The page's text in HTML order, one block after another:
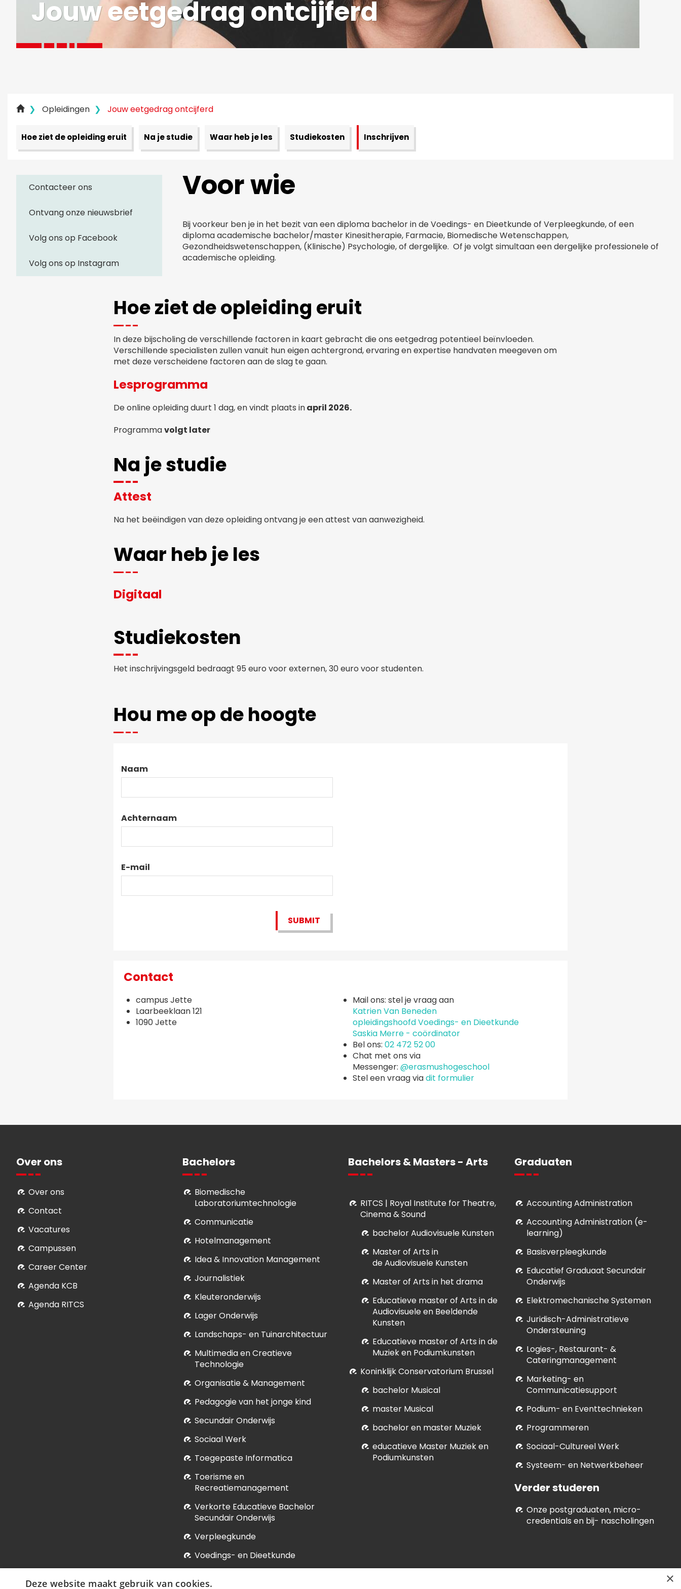
Jouw eetge­drag ontcijferd
Opleidingen Jouw eetgedrag ontcijferd
Hoe ziet de opleiding eruit Na je studie Waar heb je les Studiekosten Inschrijven
Contacteer ons
Ontvang onze nieuwsbrief
Volg ons op Facebook
Volg ons op Instagram
Voor wie
Bij voorkeur ben je in het bezit van een diploma bachelor in de Voedings- en Dieetkunde of Verpleegkunde, of een
diploma academische bachelor/master Kinesitherapie, Farmacie, Biomedische Wetenschappen,
Gezondheidswetenschappen, (Klinische) Psychologie, of dergelijke. Of je volgt simultaan een dergelijke professionele of
academische opleiding.
Hoe ziet de opleiding eruit
In deze bijscholing de verschillende factoren in kaart gebracht die ons eetgedrag potentieel beïnvloeden.
Verschillende specialisten zullen vanuit hun eigen achtergrond, ervaring en expertise handvaten meegeven om
met deze verscheidene factoren aan de slag te gaan.
Lesprogramma
De online opleiding duurt 1 dag, en vindt plaats inapril 2026.
Programmavolgt later
Na je studie
Attest
Na het beëindigen van deze opleiding ontvang je een attest van aanwezigheid.
Waar heb je les
Digitaal
Studiekosten
Het inschrijvingsgeld bedraagt 95 euro voor externen, 30 euro voor studenten.
Hou me op de hoogte
Naam
Achternaam
E-mail
SUBMIT
Contact
campus Jette
Laarbeeklaan 121
1090 Jette
Mail ons: stel je vraag aan
Katrien Van Beneden
opleidingshoofd Voedings- en Dieetkunde
Saskia Merre - coördinator
Bel ons: 02 472 52 00
Chat met ons via
Messenger: @erasmushogeschool
Stel een vraag viadit formulier
Over ons
Over ons
Contact
Vacatures
Campussen
Career Center
Agenda KCB
Agenda RITCS
Bachelors
Biomedische
Laboratoriumtechnologie
Communicatie
Hotelmanagement
Idea & Innovation Management
Journalistiek
Kleuteronderwijs
Lager Onderwijs
Landschaps- en Tuinarchitectuur
Multimedia en Creatieve
Technologie
Organisatie & Management
Pedagogie van het jonge kind
Secundair Onderwijs
Sociaal Werk
Toegepaste Informatica
Toerisme en
Recreatiemanagement
Verkorte Educatieve Bachelor
Secundair Onderwijs
Verpleegkunde
Voedings- en Dieetkunde
Bachelors & Masters - Arts
RITCS | Royal Institute for Theatre,
Cinema & Sound
bachelor Audiovisuele Kunsten
Master of Arts in
de Audiovisuele Kunsten
Master of Arts in het drama
Educatieve master of Arts in de
Audiovisuele en Beeldende
Kunsten
Educatieve master of Arts in de
Muziek en Podiumkunsten
Koninklijk Conservatorium Brussel
bachelor Musical
master Musical
bachelor en master Muziek
educatieve Master Muziek en
Podiumkunsten
Graduaten
Accounting Administration
Accounting Administration (e-
learning)
Basisverpleegkunde
Educatief Graduaat Secundair
Onderwijs
Elektromechanische Systemen
Juridisch-Administratieve
Ondersteuning
Logies-, Restaurant- &
Cateringmanagement
Marketing- en
Communicatiesupport
Podium- en Eventtechnieken
Programmeren
Soci­aal-Cul­tureel Werk
Systeem- en Netwerkbeheer
Verder studeren
Onze postgraduaten, micro-
credentials en bij- nascholingen
×
Deze website maakt gebruik van cookies.